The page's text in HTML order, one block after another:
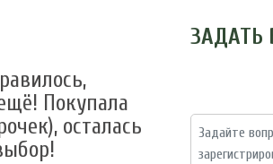
Покупала
осталась
ЗАДАТЬ